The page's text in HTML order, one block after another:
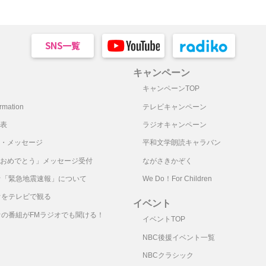
メッセージ
めでとう」メッセージ受付
緊急地震速報」について
テレビで観る
番組がFMラジオでも聞ける！
キャンペーン
キャンペーンTOP
テレビキャンペーン
ラジオキャンペーン
平和文学朗読キャラバン
ながさきかぞく
We Do！For Children
イベント
イベントTOP
NBC後援イベント一覧
NBCクラシック